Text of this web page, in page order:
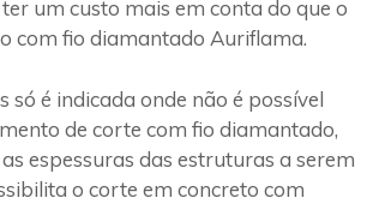
um custo mais em conta do que o
com fio diamantado Auriflama.
só é indicada onde não é possível
de corte com fio diamantado,
espessuras das estruturas a serem
o corte em concreto com